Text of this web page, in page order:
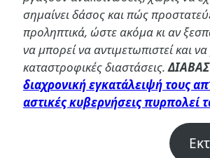
σημαίνει δάσος και πώς
προληπτικά, ώστε ακόμα κι αν
να μπορεί να αντιμετωπιστεί και
καταστροφικές διαστάσεις.
διαχρονική εγκατάλειψή τους
αστικές κυβερνήσεις πυρπολεί